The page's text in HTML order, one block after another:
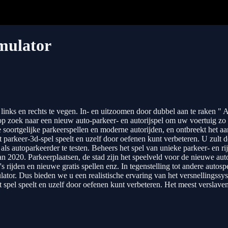
en rechts te vegen. In- en uitzoomen door dubbel aan te raken
zoek naar een nieuw auto-parkeer- en autorijspel om uw voertuig
parkeerspellen en moderne autorijden, en ontbreekt het
3d-spel speelt en uzelf door oefenen kunt verbeteren. U
autoparkeerder te testen. Beheers het spel van unieke parkeer- en
2020. Parkeerplaatsen, de stad zijn het speelveld voor de nieuwe
rijden en nieuwe gratis spellen enz. In tegenstelling tot andere
Dus bieden we u een realistische ervaring van het
speelt en uzelf door oefenen kunt verbeteren. Het meest